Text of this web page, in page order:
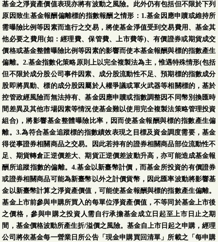
基金之淨資產價值表現亦將有波動之風險。此外仍有包括但不限於下列
原因致生基金報酬偏離標的指數報酬之情形：1.基金因應申贖或維持所
需曝險比例等因素而進行之交易，將使基金淨值受到交易費用、基金其
他必要之費用(如：經理費、保管費、上市費等)、有價證券或期貨成交
價格或基金整體曝險比例等因素的影響而使本基金報酬與標的指數產生
偏離。2.基金指數化策略原則上以完全複製法為主，惟遇特殊情形(包括
但不限於成分股公司事件因素、成分股流動性不足、預期標的指數成分
股即將異動、標的成分股因屬於人權爭議或軍火武器等相關標的，基於
控管政經風險而無法持有、基金因應申贖或指數調整因不同幣別換匯時
間差異及其他市場因素等情況使基金難以使用完全複製法策略管理投資
組合)，將影響基金整體曝險比率，因而使基金報酬與標的指數產生偏
離。3.為符合基金追蹤標的指數績效表現之目標及資金調度需要，基金
得從事證券相關商品之交易。因此若持有的證券相關商品部位流動性不
足、期貨轉倉正逆價差大、期貨正逆價差波動升高，亦可能造成基金報
酬所追蹤指數的偏離。4.基金以新臺幣計價，而基金所投資的有價證券
或證券相關商品可能為新臺幣以外之計價貨幣，因此匯率波動將影響基
金以新臺幣計算之淨資產價值，可能使基金報酬與標的指數產生偏離。
基金上市前參與申購所買入的每單位淨資產價值，不等同於基金上市後
之價格，參與申購之投資人需自行承擔基金成立日起至上市日止之期
間，基金價格波動所產生折/溢價之風險。基金自上市日起之申購，經理
公司將依基金每一營業日所公告「現金申購買回清單」所載之「每申購